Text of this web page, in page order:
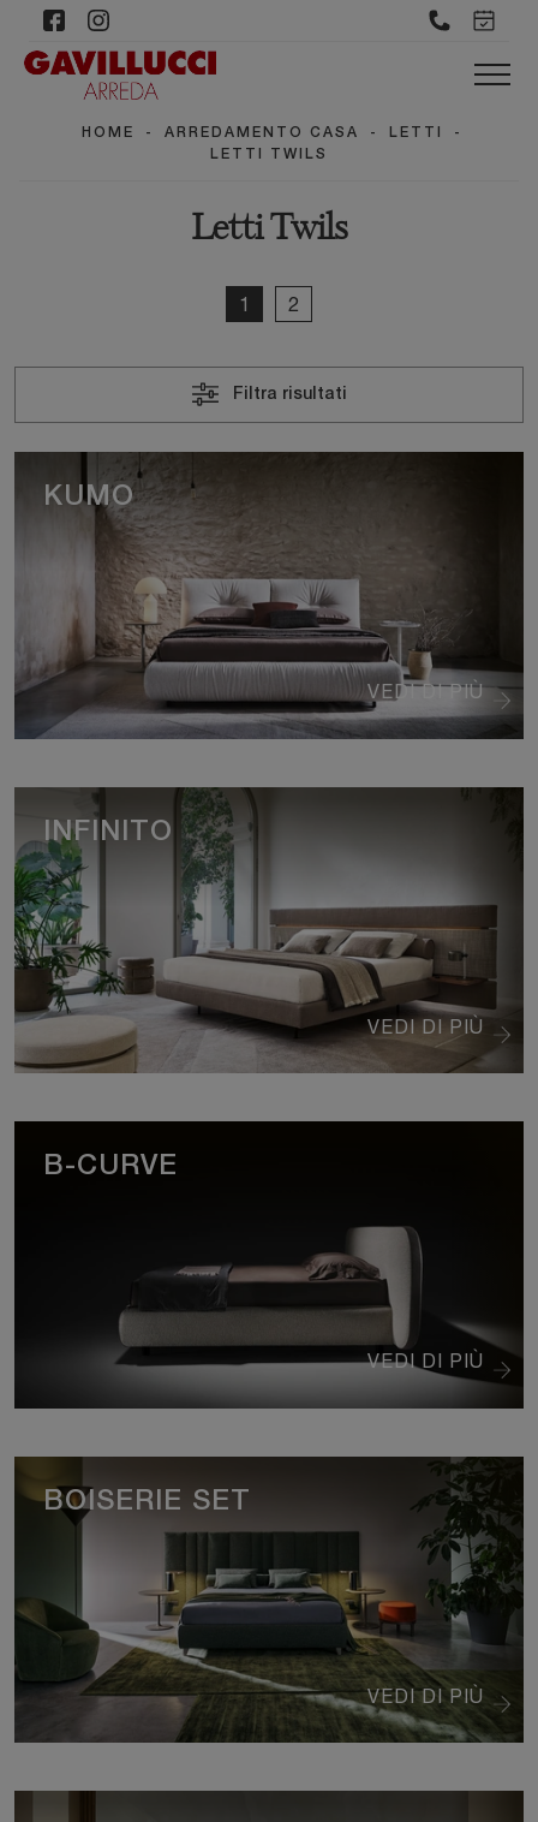
HOME - ARREDAMENTO CASA - LETTI
-
LETTI TWILS
Letti Twils
1 2
Filtra risultati
VEDI DI PIÙ
KUMO
VEDI DI PIÙ
INFINITO
VEDI DI PIÙ
B-CURVE
VEDI DI PIÙ
BOISERIE SET